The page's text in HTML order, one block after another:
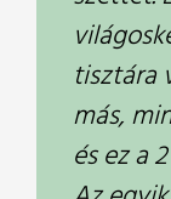
tisztára
más,
és ez a